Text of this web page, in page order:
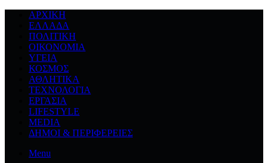
ΑΡΧΙΚΉ
ΕΛΛΆΔΑ
ΠΟΛΙΤΙΚΉ
ΟΙΚΟΝΟΜΊΑ
ΥΓΕΊΑ
ΚΌΣΜΟΣ
ΑΘΛΗΤΙΚΆ
ΤΕΧΝΟΛΟΓΙΆ
ΕΡΓΑΣΊΑ
LIFESTYLE
MEDIA
ΔΉΜΟΙ & ΠΕΡΙΦΈΡΕΙΕΣ
Menu